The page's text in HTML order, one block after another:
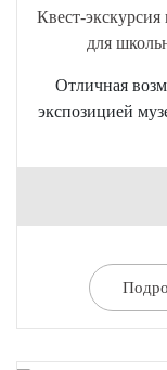
Квест-
для
Отличная
экспозицией